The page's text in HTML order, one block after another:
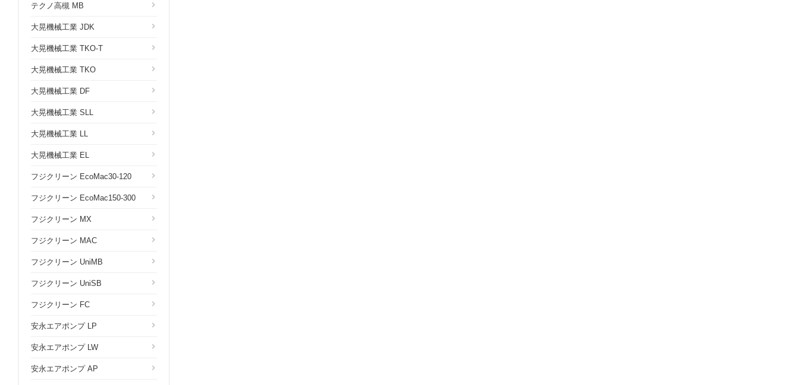
テクノ高槻 MB
大晃機械工業 JDK
大晃機械工業 TKO-T
大晃機械工業 TKO
大晃機械工業 DF
大晃機械工業 SLL
大晃機械工業 LL
大晃機械工業 EL
フジクリーン EcoMac30-120
フジクリーン EcoMac150-300
フジクリーン MX
フジクリーン MAC
フジクリーン UniMB
フジクリーン UniSB
フジクリーン FC
安永エアポンプ LP
安永エアポンプ LW
安永エアポンプ AP